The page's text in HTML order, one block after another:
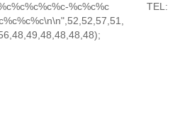
%c%c%c TEL: